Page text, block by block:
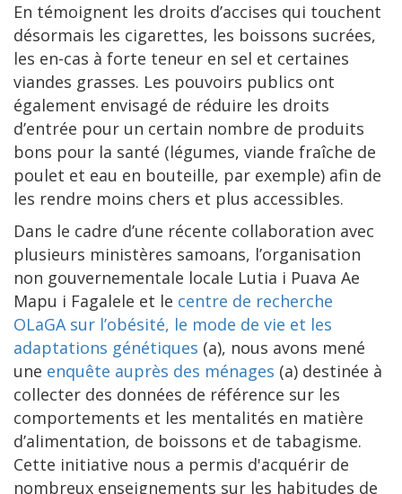
En témoignent les droits d’accises qui touchent
désormais les cigarettes, les boissons sucrées,
les en-cas à forte teneur en sel et certaines
viandes grasses. Les pouvoirs publics ont
également envisagé de réduire les droits
d’entrée pour un certain nombre de produits
bons pour la santé (légumes, viande fraîche de
poulet et eau en bouteille, par exemple) afin de
les rendre moins chers et plus accessibles.
Dans le cadre d’une récente collaboration avec
plusieurs ministères samoans, l’organisation
non gouvernementale locale Lutia i Puava Ae
Mapu i Fagalele et le centre de recherche
OLaGA sur l’obésité, le mode de vie et les
adaptations génétiques (a), nous avons mené
une enquête auprès des ménages (a) destinée à
collecter des données de référence sur les
comportements et les mentalités en matière
d’alimentation, de boissons et de tabagisme.
Cette initiative nous a permis d'acquérir de
nombreux enseignements sur les habitudes de